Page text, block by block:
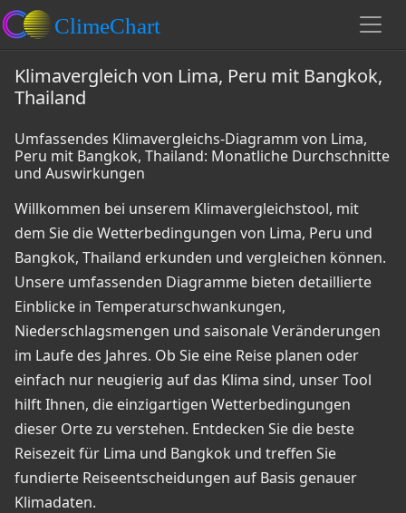
Klimavergleich von Lima, Peru mit Bangkok,
Thailand
Umfassendes Klimavergleichs-Diagramm von Lima,
Peru mit Bangkok, Thailand: Monatliche Durchschnitte
und Auswirkungen
Willkommen bei unserem Klimavergleichstool, mit
dem Sie die Wetterbedingungen von Lima, Peru und
Bangkok, Thailand erkunden und vergleichen können.
Unsere umfassenden Diagramme bieten detaillierte
Einblicke in Temperaturschwankungen,
Niederschlagsmengen und saisonale Veränderungen
im Laufe des Jahres. Ob Sie eine Reise planen oder
einfach nur neugierig auf das Klima sind, unser Tool
hilft Ihnen, die einzigartigen Wetterbedingungen
dieser Orte zu verstehen. Entdecken Sie die beste
Reisezeit für Lima und Bangkok und treffen Sie
fundierte Reiseentscheidungen auf Basis genauer
Klimadaten.